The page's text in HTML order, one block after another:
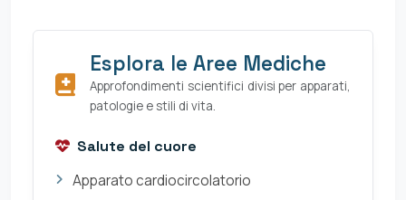
Esplora le Aree Mediche
Approfondimenti scientifici divisi per apparati,
patologie e stili di vita.
Salute del cuore
Apparato cardiocircolatorio